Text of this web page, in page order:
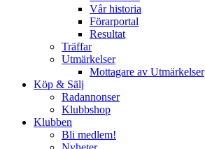
Vår historia
Förarportal
Resultat
Träffar
Utmärkelser
Mottagare av Utmärkelser
Köp & Sälj
Radannonser
Klubbshop
Klubben
Bli medlem!